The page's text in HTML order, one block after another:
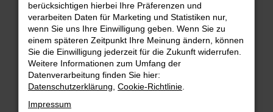
Fehler: Network Error
Beim Laden ist ein Fehler aufgetreten.
Hier sind ein paar Tipps, die dir helfen können:
Überprüfe deine Firewall und deine
Internetverbindung.
Laden andere Webseiten, zum Beispiel
berücksichtigen hierbei Ihre Präferenzen und
verarbeiten Daten für Marketing und Statistiken nur,
wenn Sie uns Ihre Einwilligung geben. Wenn Sie zu
einem späteren Zeitpunkt Ihre Meinung ändern, können
Sie die Einwilligung jederzeit für die Zukunft widerrufen.
Weitere Informationen zum Umfang der
Datenverarbeitung finden Sie hier:
Datenschutzerklärung Cookie-Richtlinie
Impressum